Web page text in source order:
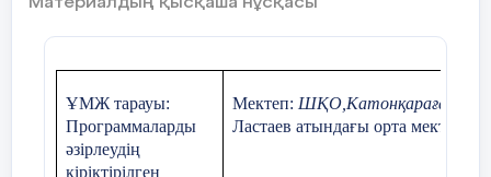
Е.Қ. Балапанов, Б.Б.Бөрібаев «Жаңа
информациялық технологиялар
информатикадан 30 сабақ» (174-180 бет)
ҰМЖ тарауы:
Программаларды
әзірлеудің
кіріктірілген
Мектеп: ШҚО,Катонқарағай
Ластаев атындағы орта